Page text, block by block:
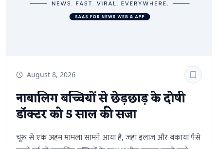
August 8, 2026
नाबालिग बच्चियों से छेड़छाड़ के दोषी
डॉक्टर को 5 साल की सजा
चूरू से एक अहम मामला सामने आया है, जहां इलाज और बकाया पैसे